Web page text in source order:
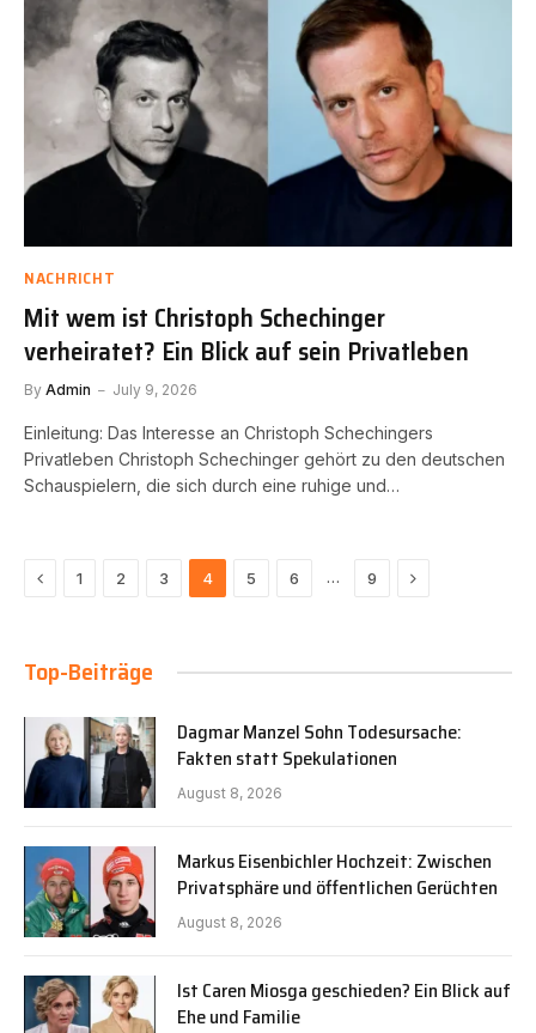
NACHRICHT
Mit wem ist Christoph Schechinger
verheiratet? Ein Blick auf sein Privatleben
By Admin July 9, 2026
Einleitung: Das Interesse an Christoph Schechingers
Privatleben Christoph Schechinger gehört zu den deutschen
Schauspielern, die sich durch eine ruhige und…
Previous
1 2 3 4 5 6 … 9 Next
Top-Beiträge
Dagmar Manzel Sohn Todesursache:
Fakten statt Spekulationen
August 8, 2026
Markus Eisenbichler Hochzeit: Zwischen
Privatsphäre und öffentlichen Gerüchten
August 8, 2026
Ist Caren Miosga geschieden? Ein Blick auf
Ehe und Familie